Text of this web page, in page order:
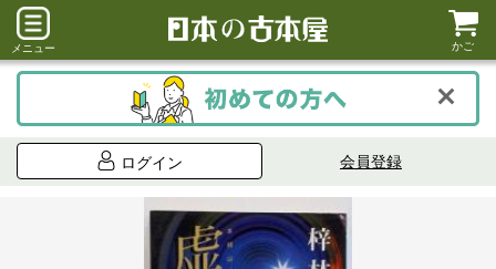
メニュー かご
ログイン 会員登録